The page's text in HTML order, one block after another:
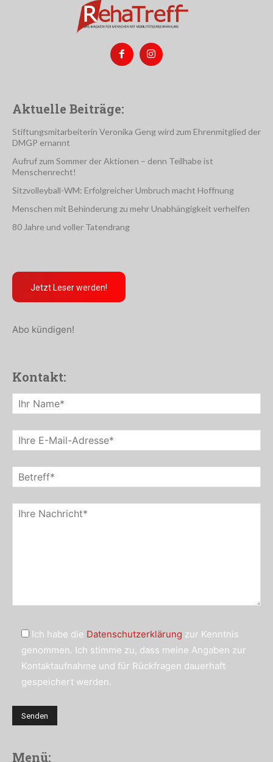
Aktuelle Beiträge:
Stiftungsmitarbeiterin Veronika Geng wird zum Ehrenmitglied der
DMGP ernannt
Aufruf zum Sommer der Aktionen – denn Teilhabe ist
Menschenrecht!
Sitzvolleyball-WM: Erfolgreicher Umbruch macht Hoffnung
Menschen mit Behinderung zu mehr Unabhängigkeit verhelfen
80 Jahre und voller Tatendrang
Jetzt Leser werden!
Abo kündigen!
Kontakt:
Ich habe die Datenschutzerklärung zur Kenntnis
genommen. Ich stimme zu, dass meine Angaben zur
Kontaktaufnahme und für Rückfragen dauerhaft
gespeichert werden.
Menü: